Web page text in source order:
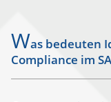
Was bedeuten
Compliance im